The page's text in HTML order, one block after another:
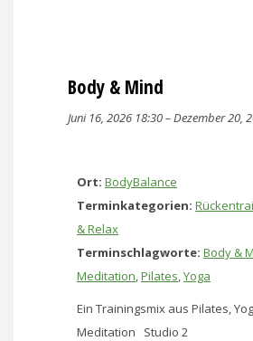
Body & Mind
Juni 16, 2026 18:30–Dezember 20,
Ort: BodyBalance
Terminkategorien:
& Relax
Terminschlagworte: Body &
Meditation,Pilates,Yoga
Ein Trainingsmix aus Pilates,
Meditation Studio 2